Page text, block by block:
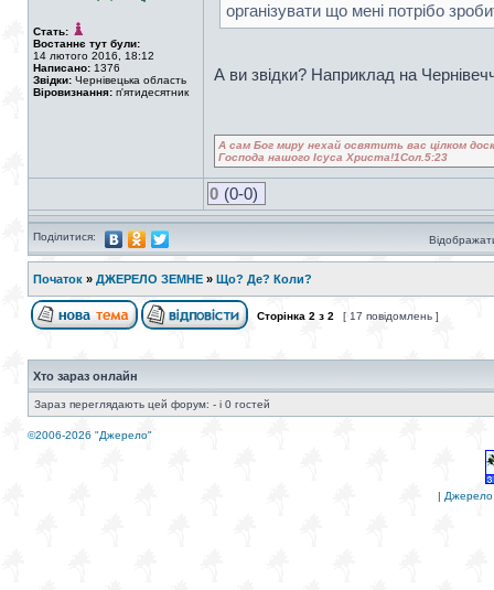
Стать:
Востаннє тут були:
14 лютого 2016, 18:12
Написано: 1376
Звідки: Чернівецька область
Віровизнання: п'ятидесятник
організувати що мені потрібо
А ви звідки? Наприклад на
А сам Бог миру нехай освятить вас цілком
Господа нашого Ісуса Христа!1Сол.5:23
0 (0-0)
Поділитися:
Початок » ДЖЕРЕЛО ЗЕМНЕ » Що? Де? Коли?
Сторінка 2 з 2 [ 17 повідомлень ]
Хто зараз онлайн
Зараз переглядають цей форум: - і 0 гостей
©2006-2026 "Джерело"
| Джерело